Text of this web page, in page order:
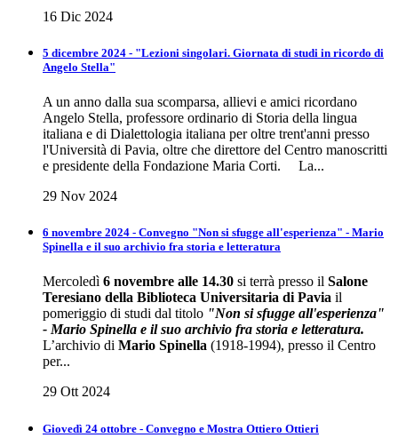
16 Dic 2024
5 dicembre 2024 - "Lezioni singolari. Giornata di studi in ricordo di
Angelo Stella"
A un anno dalla sua scomparsa, allievi e amici ricordano
Angelo Stella, professore ordinario di Storia della lingua
italiana e di Dialettologia italiana per oltre trent'anni presso
l'Università di Pavia, oltre che direttore del Centro manoscritti
e presidente della Fondazione Maria Corti. La...
29 Nov 2024
6 novembre 2024 - Convegno "Non si sfugge all'esperienza" - Mario
Spinella e il suo archivio fra storia e letteratura
Mercoledì 6 novembre alle 14.30 si terrà presso il Salone
Teresiano della Biblioteca Universitaria di Pavia il
pomeriggio di studi dal titolo "Non si sfugge all'esperienza"
- Mario Spinella e il suo archivio fra storia e letteratura.
L’archivio di Mario Spinella (1918-1994), presso il Centro
per...
29 Ott 2024
Giovedì 24 ottobre - Convegno e Mostra Ottiero Ottieri